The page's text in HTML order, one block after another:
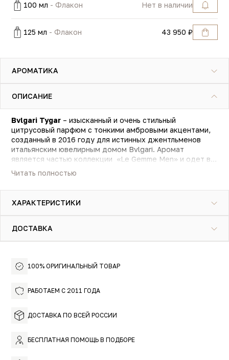
100% ОРИГИНАЛЬНЫЙ ТОВАР
РАБОТАЕМ С 2011 ГОДА
ДОСТАВКА ПО ВСЕЙ РОССИИ
БЕСПЛАТНАЯ ПОМОЩЬ В ПОДБОРЕ
100 мл - Флакон Нет в наличии
125 мл - Флакон 43 950 ₽
АРОМАТИКА
ОПИСАНИЕ
Bvlgari Tygar – изысканный и очень стильный
цитрусовый парфюм с тонкими амбровыми акцентами,
созданный в 2016 году для истинных джентльменов
итальянским ювелирным домом Bvlgari. Аромат
является частью коллекции «Le Gemme Men» и одет в
характерный для коллекции черный прямоугольный
флакончик с золотистой шейкой. В созданной
известным парфюмером Jacques Cavallier
освежающие цитрусовые ноты розового грейпфрута и
обрамляет тонкий, переливчатый древесно-мускусно-
Читать полностью
ХАРАКТЕРИСТИКИ
ДОСТАВКА